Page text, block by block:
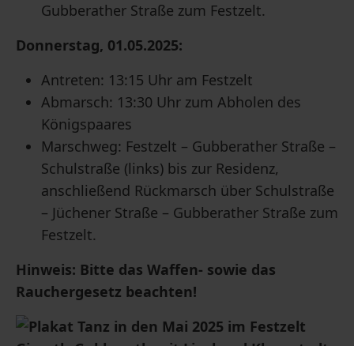
Gubberather Straße zum Festzelt.
Donnerstag, 01.05.2025:
Antreten: 13:15 Uhr am Festzelt
Abmarsch: 13:30 Uhr zum Abholen des
Königspaares
Marschweg: Festzelt – Gubberather Straße –
Schulstraße (links) bis zur Residenz,
anschließend Rückmarsch über Schulstraße
– Jüchener Straße – Gubberather Straße zum
Festzelt.
Hinweis: Bitte das Waffen- sowie das
Rauchergesetz beachten!